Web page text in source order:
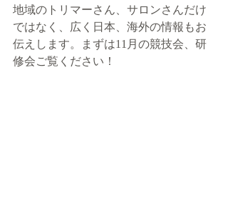
地域のトリマーさん、サロンさんだけ
ではなく、広く日本、海外の情報もお
伝えします。まずは11月の競技会、研
修会ご覧ください！